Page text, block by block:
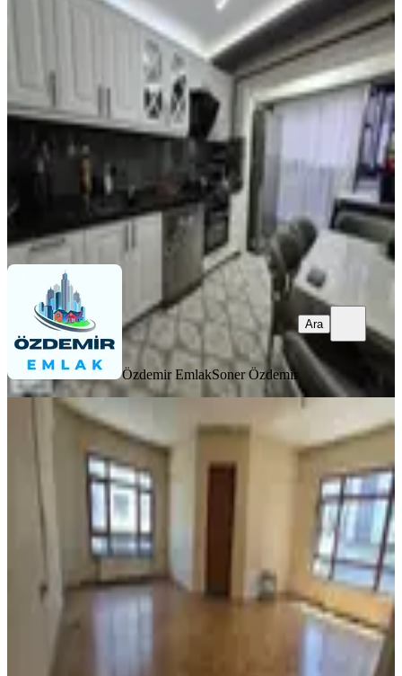
Özdemir Emlak'tan Şehrin Kalbinde
Lüks Bir Yaşam Sizlerle!!!!
Mamak, Yeni Bayındır Mahallesi
·110 m² ·Kot 1 06.08.2026
3.150.000 ₺
Özdemir Emlak Soner Özdemir
Ara
Özdemir EmlakSoner Özdemir
Ara
Gülveren Mah 3+1 Kat 1 Ön Cephe
Bağımsız 120m2 Kombili
Mamak, Gülveren Mahallesi
3+1
3.500.000 ₺
MERKEZ EMLAK